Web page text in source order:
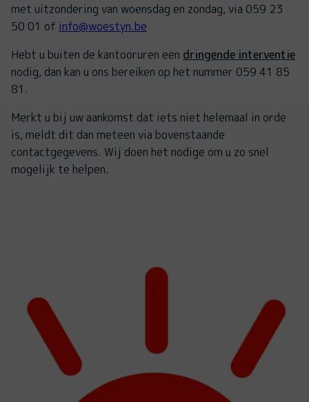
met uitzondering van woensdag en zondag, via 059 23
50 01 of info@woestyn.be
Hebt u buiten de kantooruren een dringende interventie
nodig, dan kan u ons bereiken op het nummer 059 41 85
81.
Merkt u bij uw aankomst dat iets niet helemaal in orde
is, meldt dit dan meteen via bovenstaande
contactgegevens. Wij doen het nodige om u zo snel
mogelijk te helpen.